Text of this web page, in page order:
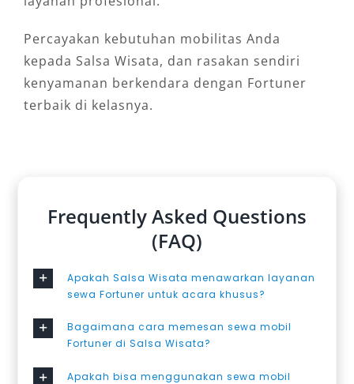
Percayakan kebutuhan mobilitas Anda
kepada Salsa Wisata, dan rasakan sendiri
kenyamanan berkendara dengan Fortuner
terbaik di kelasnya.
Frequently Asked Questions
(FAQ)
Apakah Salsa Wisata menawarkan layanan
sewa Fortuner untuk acara khusus?
Bagaimana cara memesan sewa mobil
Fortuner di Salsa Wisata?
Apakah bisa menggunakan sewa mobil